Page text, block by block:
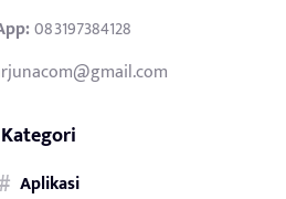
083197384128
Kategori
Aplikasi